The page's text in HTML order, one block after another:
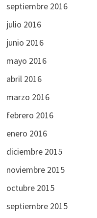
septiembre 2016
julio 2016
junio 2016
mayo 2016
abril 2016
marzo 2016
febrero 2016
enero 2016
diciembre 2015
noviembre 2015
octubre 2015
septiembre 2015